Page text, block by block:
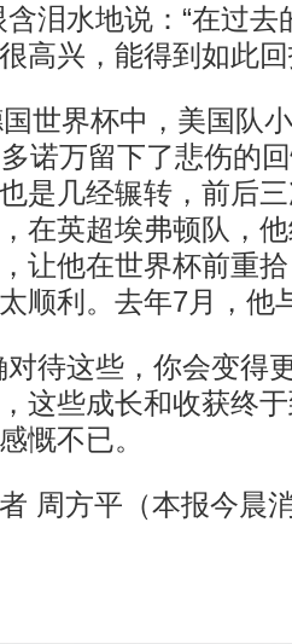
含泪水地说：“在过
高兴，能得到如此回
界杯中，美国队小
诺万留下了悲伤的
是几经辗转，前后
在英超埃弗顿队，
让他在世界杯前重
顺利。去年7月，他
待这些，你会变得
这些成长和收获终
慨不已。
方平（本报今晨